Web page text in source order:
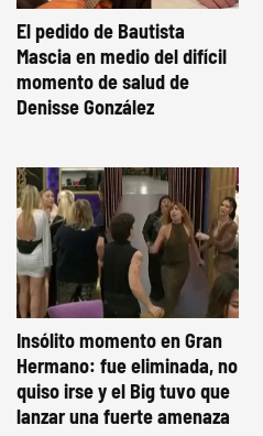
El pedido de Bautista
Mascia en medio del difícil
momento de salud de
Denisse González
Insólito momento en Gran
Hermano: fue eliminada, no
quiso irse y el Big tuvo que
lanzar una fuerte amenaza